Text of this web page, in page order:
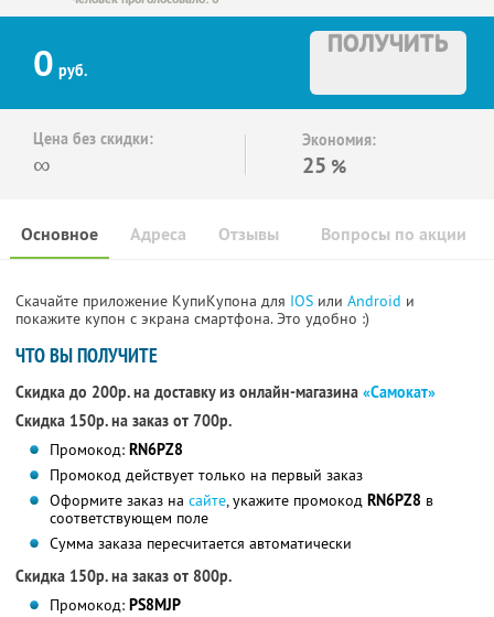
0 руб.
ПОЛУЧИТЬ
Цена без скидки:
∞
Экономия:
25 %
Основное Отзывы Вопросы по акции
Адреса
Скачайте приложение КупиКупона для IOS или Android и
покажите купон с экрана смартфона. Это удобно :)
ЧТО ВЫ ПОЛУЧИТЕ
Скидка до 200р. на доставку из онлайн-магазина «Самокат»
Скидка 150р. на заказ от 700р.
Промокод: RN6PZ8
Промокод действует только на первый заказ
Оформите заказ на сайте, укажите промокод RN6PZ8 в
соответствующем поле
Сумма заказа пересчитается автоматически
Скидка 150р. на заказ от 800р.
Промокод: PS8MJP